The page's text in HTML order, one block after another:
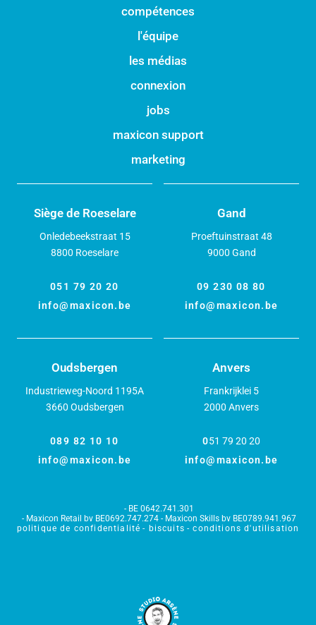
compétences
l'équipe
les médias
connexion
jobs
maxicon support
marketing
Siège de Roeselare
Onledebeekstraat 15
8800 Roeselare
051 79 20 20
info@maxicon.be
Gand
Proeftuinstraat 48
9000 Gand
09 230 08 80
info@maxicon.be
Oudsbergen
Industrieweg-Noord 1195A
3660 Oudsbergen
089 82 10 10
info@maxicon.be
Anvers
Frankrijklei 5
2000 Anvers
051 79 20 20
info@maxicon.be
BE 0642.741.301
Maxicon Retail bv BE0692.747.274 - Maxicon Skills bv BE0789.941.967
politique de confidentialité
biscuits conditions d'utilisation